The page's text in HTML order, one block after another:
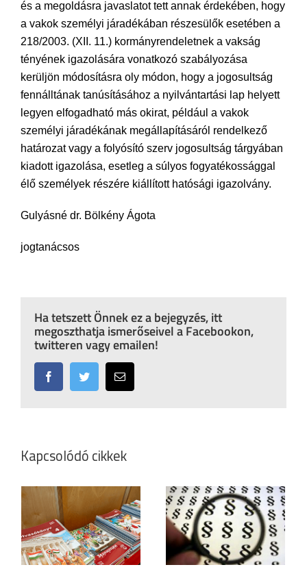
és a megoldásra javaslatot tett annak érdekében, hogy
a vakok személyi járadékában részesülők esetében a
218/2003. (XII. 11.) kormányrendeletnek a vakság
tényének igazolására vonatkozó szabályozása
kerüljön módosításra oly módon, hogy a jogosultság
fennálltának tanúsításához a nyilvántartási lap helyett
legyen elfogadható más okirat, például a vakok
személyi járadékának megállapításáról rendelkező
határozat vagy a folyósító szerv jogosultság tárgyában
kiadott igazolása, esetleg a súlyos fogyatékossággal
élő személyek részére kiállított hatósági igazolvány.
Gulyásné dr. Bölkény Ágota
jogtanácsos
Ha tetszett Önnek ez a bejegyzés, itt
megoszthatja ismerőseivel a Facebookon,
twitteren vagy emailen!
FacebookTwitter Email:
Kapcsolódó cikkek